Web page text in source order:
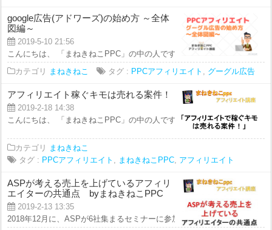
google広告(アドワーズ)の始め方 ～全体
図編～
2019-5-10 21:56
こんにちは、 「まねきねこPPC」の中の人です！ 本日のアフィリエイト
カテゴリ まねきねこ タグ : PPCアフィリエイト グーグル広告
アフィリエイト稼ぐキモは売れる案件！
2019-2-18 14:38
こんにちは、 「まねきねこPPC」の中の人です。 アフィリエイトでは、
カテゴリ
まねきねこ
タグ : PPCアフィリエイト まねきねこPPC アフィリエイト
ASPが考える売上を上げているアフィリ
エイターの共通点 byまねきねこPPC
2019-2-13 13:35
2018年12月に、ASPが6社集まるセミナーに参加してきました。 そこで、